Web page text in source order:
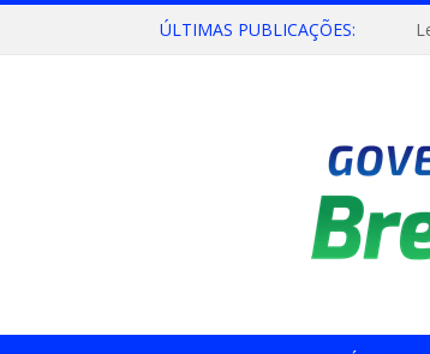
ÚLTIMAS PUBLICAÇÕES: